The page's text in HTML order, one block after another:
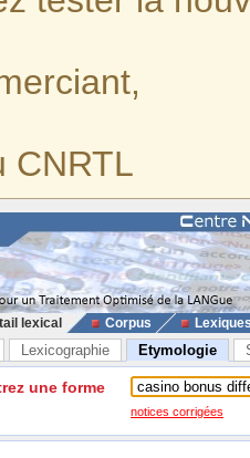
CNRTL
lexical Corpus
Lexicographie Etymologie
une forme
notices corrigées